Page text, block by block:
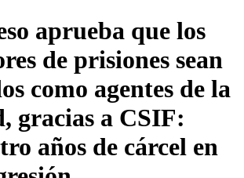
aprueba que los
de prisiones sean
como agentes de la
gracias a CSIF:
años de cárcel en